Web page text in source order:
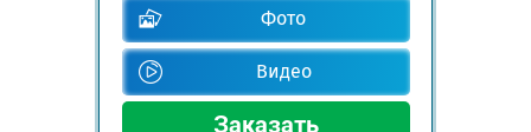
Фото
Видео